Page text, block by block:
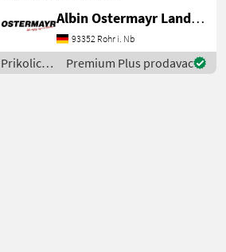
Betriebsumstellung. -
Aufsatzdreicke 300mm
vorne und hinten, mech.
AHK, Aufsatzwände 600mm
Albin Ostermayr Landmaschinenhandel e.K.
93352 Rohr i. Nb
Prikolice i
transportna
Premium Plus prodavac